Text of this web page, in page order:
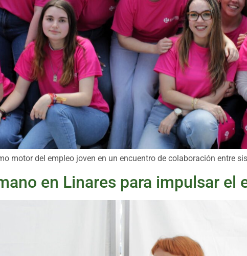
motor del empleo joven en un encuentro de colaboración entre
en Linares para impulsar el